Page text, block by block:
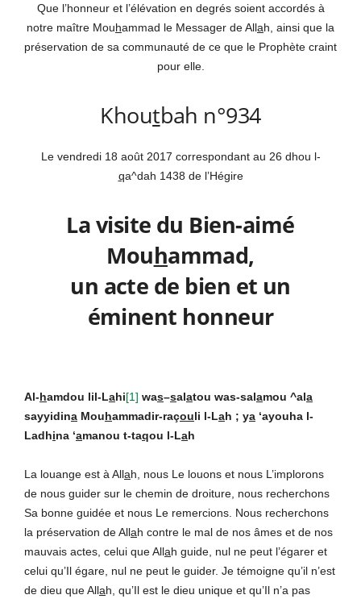
Que l’honneur et l’élévation en degrés soient accordés à
notre maître Mouhammad le Messager de Allah, ainsi que la
préservation de sa communauté de ce que le Prophète craint
pour elle.
Khoutbah n°934
Le vendredi 18 août 2017 correspondant au 26 dhou l-
qa^dah 1438 de l’Hégire
La visite du Bien-aimé
Mouhammad,
un acte de bien et un
éminent honneur
Al-hamdou lil-Lahi[1] was–salatou was-salamou ^ala
sayyidina Mouhammadir-raçouli l-Lah ; ya ‘ayouha l-
Ladhina ‘amanou t-taqou l-Lah
La louange est à Allah, nous Le louons et nous L’implorons
de nous guider sur le chemin de droiture, nous recherchons
Sa bonne guidée et nous Le remercions. Nous recherchons
la préservation de Allah contre le mal de nos âmes et de nos
mauvais actes, celui que Allah guide, nul ne peut l’égarer et
celui qu’Il égare, nul ne peut le guider. Je témoigne qu’il n’est
de dieu que Allah, qu’Il est le dieu unique et qu’Il n’a pas